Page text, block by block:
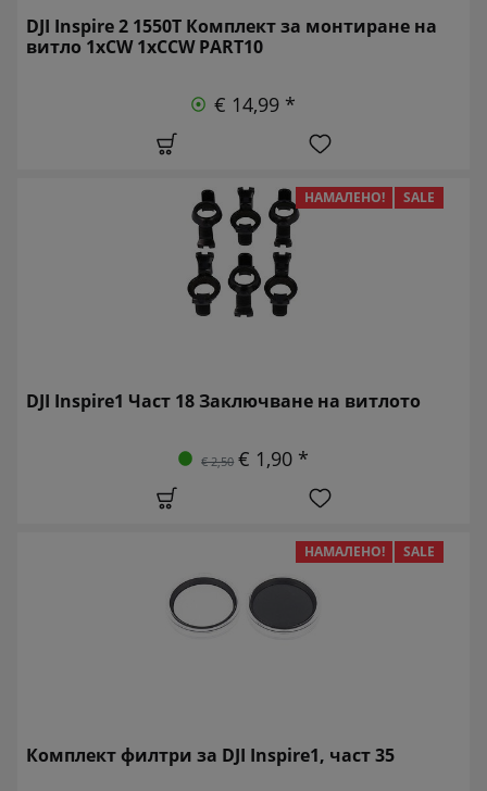
DJI Inspire 2 1550T Комплект за монтиране на
витло 1xCW 1xCCW PART10
€ 14,99 *
НАМАЛЕНО! SALE
DJI Inspire1 Част 18 Заключване на витлото
€ 2,50 € 1,90 *
НАМАЛЕНО! SALE
Комплект филтри за DJI Inspire1, част 35